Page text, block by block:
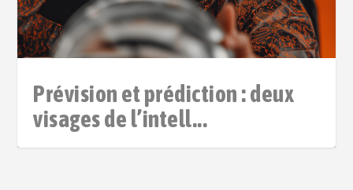
Prévision et prédiction : deux
visages de l’intell...